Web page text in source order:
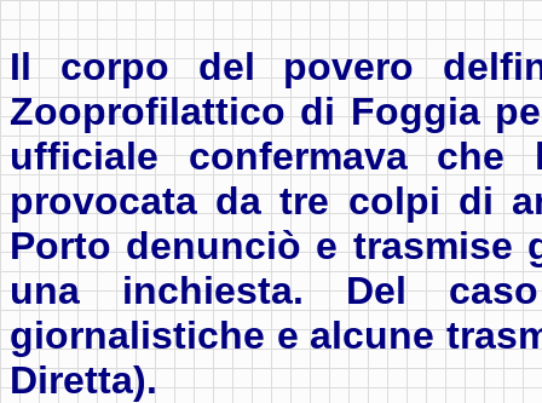
Il corpo del povero
Zooprofilattico di Foggia
ufficiale confermava
provocata da tre colpi di
Porto denunciò e trasmise
una inchiesta. Del
giornalistiche e alcune
Diretta).